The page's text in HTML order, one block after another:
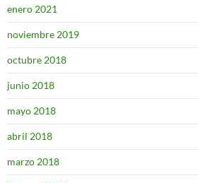
enero 2021
noviembre 2019
octubre 2018
junio 2018
mayo 2018
abril 2018
marzo 2018